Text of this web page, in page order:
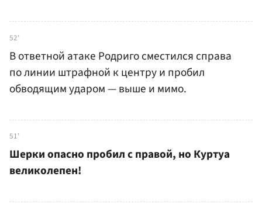
52'
В ответной атаке Родриго сместился справа
по линии штрафной к центру и пробил
обводящим ударом — выше и мимо.
51'
Шерки опасно пробил с правой, но Куртуа
великолепен!